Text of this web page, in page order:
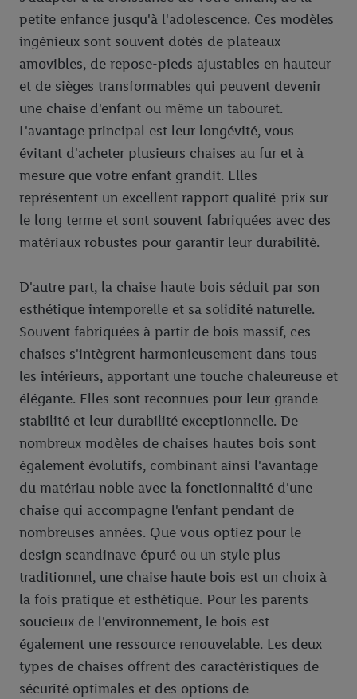
petite enfance jusqu'à l'adolescence. Ces modèles
ingénieux sont souvent dotés de plateaux
amovibles, de repose-pieds ajustables en hauteur
et de sièges transformables qui peuvent devenir
une chaise d'enfant ou même un tabouret.
L'avantage principal est leur longévité, vous
évitant d'acheter plusieurs chaises au fur et à
mesure que votre enfant grandit. Elles
représentent un excellent rapport qualité-prix sur
le long terme et sont souvent fabriquées avec des
matériaux robustes pour garantir leur durabilité.
D'autre part, la chaise haute bois séduit par son
esthétique intemporelle et sa solidité naturelle.
Souvent fabriquées à partir de bois massif, ces
chaises s'intègrent harmonieusement dans tous
les intérieurs, apportant une touche chaleureuse et
élégante. Elles sont reconnues pour leur grande
stabilité et leur durabilité exceptionnelle. De
nombreux modèles de chaises hautes bois sont
également évolutifs, combinant ainsi l'avantage
du matériau noble avec la fonctionnalité d'une
chaise qui accompagne l'enfant pendant de
nombreuses années. Que vous optiez pour le
design scandinave épuré ou un style plus
traditionnel, une chaise haute bois est un choix à
la fois pratique et esthétique. Pour les parents
soucieux de l'environnement, le bois est
également une ressource renouvelable. Les deux
types de chaises offrent des caractéristiques de
sécurité optimales et des options de
votre adresse e-mail hachée peut également être fusionnée
avec d’autres identifiants ou identifiants qui vous sont
attribués et dont dispose Criteo S.A.
Sous réserve de votre accord, les publicités liées au reciblage,
c’est-à-dire des publicités pour des produits pour lesquels vous
avez montré de l’intérêt (par exemple en plaçant le produit dans
un panier d’un webshop mais sans procéder à l’achat) peuvent
également être affichées sur plusieurs apppareils et plusieurs
services de Lidl si plusieurs terminaux ou plusieurs services de
Lidl peuvent vous être attribués en utilisant votre adresse e-
mail hachée et, le cas échéant, d’autres identifiants/identifiants
dont dispose Criteo S.A.
Sous « Personnaliser », vous pouvez autoriser des finalités
individuelles et trouver de plus amples informations sur le
En cliquant sur « Refuser », vous pouvez autoriser uniquement
l’utilisation des technologies nécessaires. En cliquant sur «
Accepter », vous autorisez tous les traitements pour toutes les
finalités susmentionnées. Vous trouverez de plus amples
informations sur la durée de conservation des données et votre
droit de révoquer votre consentement à tout moment avec effet
pour l’avenir dans notredéclaration relative à la protection des
données.Vous trouverez les impressions ici.